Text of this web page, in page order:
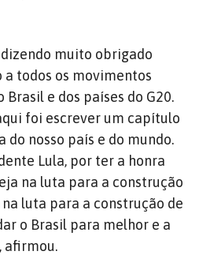
muito obrigado
todos os movimentos
Brasil e dos países do G20.
foi escrever um capítulo
nosso país e do mundo.
Lula, por ter a honra
na luta para a construção
luta para a construção de
o Brasil para melhor e a
afirmou.